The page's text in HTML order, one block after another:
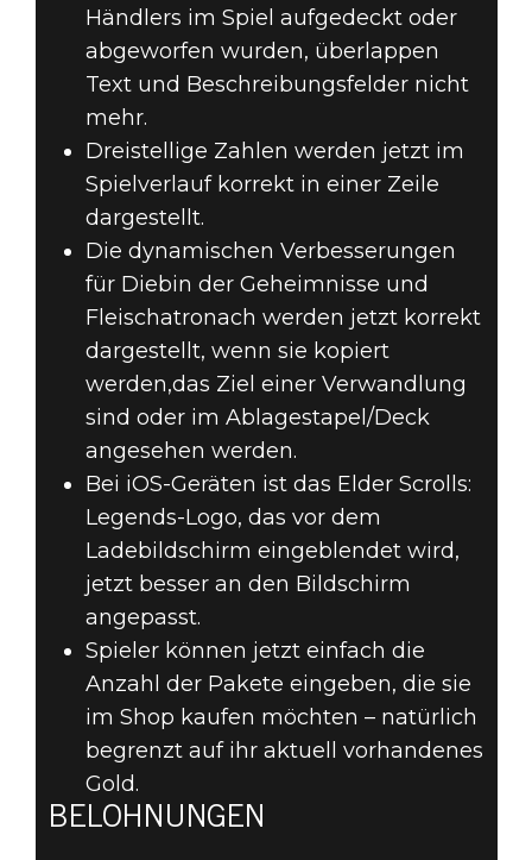
Händlers im Spiel aufgedeckt oder
abgeworfen wurden, überlappen
Text und Beschreibungsfelder nicht
mehr.
Dreistellige Zahlen werden jetzt im
Spielverlauf korrekt in einer Zeile
dargestellt.
Die dynamischen Verbesserungen
für Diebin der Geheimnisse und
Fleischatronach werden jetzt korrekt
dargestellt, wenn sie kopiert
werden,das Ziel einer Verwandlung
sind oder im Ablagestapel/Deck
angesehen werden.
Bei iOS-Geräten ist das Elder Scrolls:
Legends-Logo, das vor dem
Ladebildschirm eingeblendet wird,
jetzt besser an den Bildschirm
angepasst.
Spieler können jetzt einfach die
Anzahl der Pakete eingeben, die sie
im Shop kaufen möchten – natürlich
begrenzt auf ihr aktuell vorhandenes
Gold.
BELOHNUNGEN